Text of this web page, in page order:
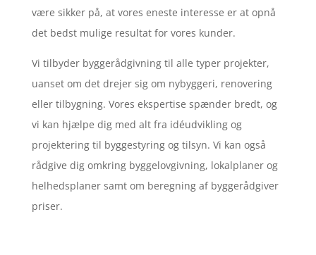
være sikker på, at vores eneste interesse er at opnå
det bedst mulige resultat for vores kunder.
Vi tilbyder byggerådgivning til alle typer projekter,
uanset om det drejer sig om nybyggeri, renovering
eller tilbygning. Vores ekspertise spænder bredt, og
vi kan hjælpe dig med alt fra idéudvikling og
projektering til byggestyring og tilsyn. Vi kan også
rådgive dig omkring byggelovgivning, lokalplaner og
helhedsplaner samt om beregning af byggerådgiver
priser.